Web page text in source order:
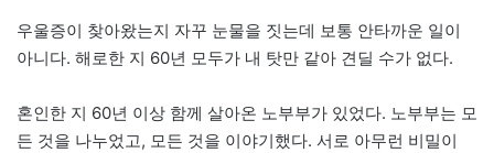
우울증이 찾아왔는지 자꾸 눈물을 짓는데 보통 안타까운 일이
아니다. 해로한 지 60년 모두가 내 탓만 같아 견딜 수가 없다.
혼인한 지 60년 이상 함께 살아온 노부부가 있었다. 노부부는 모
든 것을 나누었고, 모든 것을 이야기했다. 서로 아무런 비밀이